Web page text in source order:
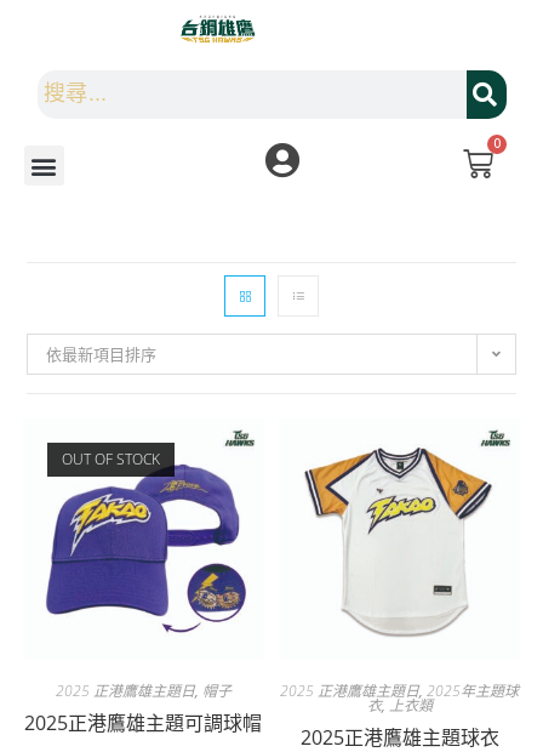
0
依最新項目排序
OUT OF STOCK
2025 正港鷹雄主題日, 帽子
2025正港鷹雄主題可調球帽
2025 正港鷹雄主題日,2025年主題球
衣, 上衣類
2025正港鷹雄主題球衣